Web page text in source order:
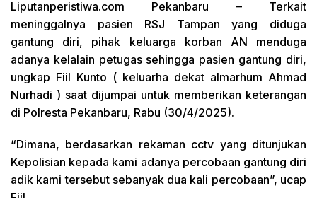
Liputanperistiwa.com Pekanbaru – Terkait
meninggalnya pasien RSJ Tampan yang diduga
gantung diri, pihak keluarga korban AN menduga
adanya kelalain petugas sehingga pasien gantung diri,
ungkap Fiil Kunto ( keluarha dekat almarhum Ahmad
Nurhadi ) saat dijumpai untuk memberikan keterangan
di Polresta Pekanbaru, Rabu (30/4/2025).
“Dimana, berdasarkan rekaman cctv yang ditunjukan
Kepolisian kepada kami adanya percobaan gantung diri
adik kami tersebut sebanyak dua kali percobaan”, ucap